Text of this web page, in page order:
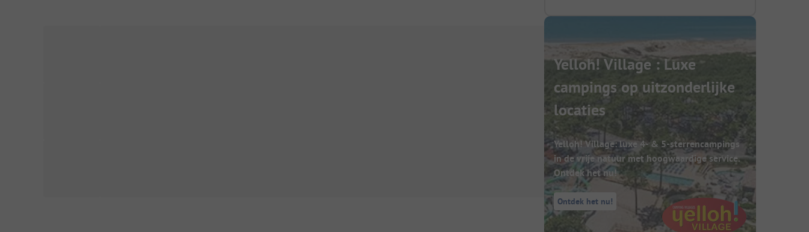
Yelloh! Village : Luxe
campings op uitzonderlijke
locaties
Yelloh! Village: luxe 4- & 5-sterrencampings
in de vrije natuur met hoogwaardige service.
Ontdek het nu!
Ontdek het nu!